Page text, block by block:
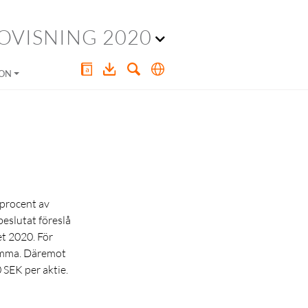
2020
av
föreslå
2020. För
Däremot
per aktie.